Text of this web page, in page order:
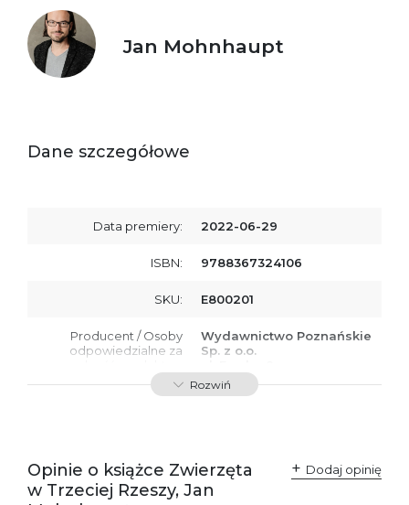
Jan Mohnhaupt
Dane szczegółowe
Data premiery: 2022-06-29
ISBN: 9788367324106
SKU: E800201
Producent / Osoby
odpowiedzialne za
przepisami:
Wydawnictwo Poznańskie
Sp. z o.o.
61-701 Poznań
Polska
Ostrzeżenia oraz
informacje dotyczące
bezpieczeństwa:
Rozwiń
Opinie o książce Zwierzęta
w Trzeciej Rzeszy, Jan
Dodaj opinię